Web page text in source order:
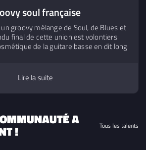
soul française
groovy mélange de Soul, de Blues et
final de cette union est volontiers
de la guitare basse en dit long
démons iconiques en les mettant au
textes y contribuent, versatiles dans le
le grain Soul de Claire. Ils s’accordent
se connaissent par cœur et
prêt à signer leur entente musicale.
Lire la suite
A
! Tous les talents